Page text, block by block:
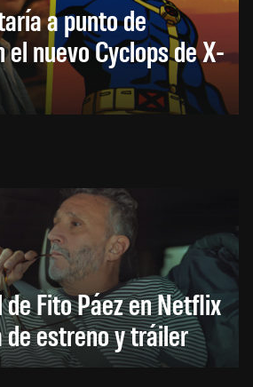
a punto de
nuevo Cyclops de X-
Fito Páez en Netflix
estreno y tráiler